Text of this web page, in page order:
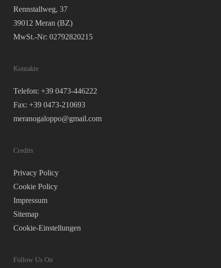
Rennstallweg, 37
39012 Meran (BZ)
MwSt.-Nr: 02792820215
Kontakte
Telefon: +39 0473-446222
Fax: +39 0473-210693
meranogaloppo@gmail.com
Credits
Privacy Policy
Cookie Policy
Impressum
Sitemap
Cookie-Einstellungen
Follow Us On